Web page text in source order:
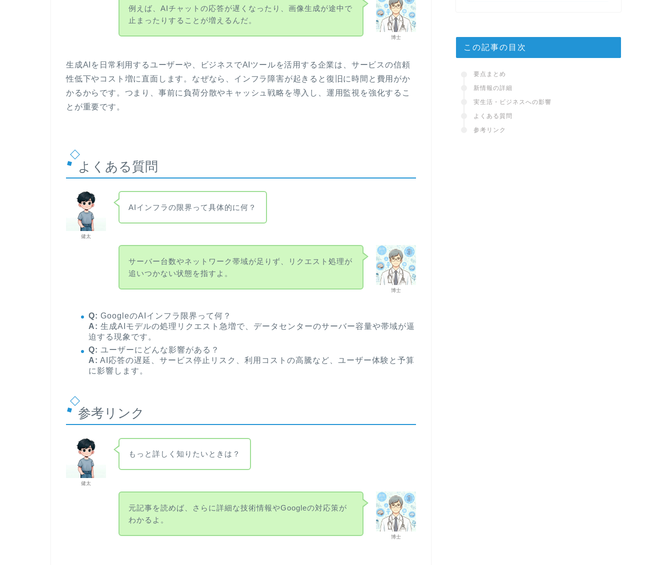
博士
例えば、AIチャットの応答が遅くなったり、画像生成が途中で
止まったりすることが増えるんだ。
生成AIを日常利用するユーザーや、ビジネスでAIツールを活用する企業は、サービスの信頼
性低下やコスト増に直面します。なぜなら、インフラ障害が起きると復旧に時間と費用がか
かるからです。つまり、事前に負荷分散やキャッシュ戦略を導入し、運用監視を強化するこ
とが重要です。
よくある質問
健太
AIインフラの限界って具体的に何？
博士
サーバー台数やネットワーク帯域が足りず、リクエスト処理が
追いつかない状態を指すよ。
Q: GoogleのAIインフラ限界って何？
A: 生成AIモデルの処理リクエスト急増で、データセンターのサーバー容量や帯域が逼
迫する現象です。
Q: ユーザーにどんな影響がある？
A: AI応答の遅延、サービス停止リスク、利用コストの高騰など、ユーザー体験と予算
に影響します。
参考リンク
健太
もっと詳しく知りたいときは？
博士
元記事を読めば、さらに詳細な技術情報やGoogleの対応策が
わかるよ。
この記事の目次
要点まとめ
新情報の詳細
実生活・ビジネスへの影響
よくある質問
参考リンク